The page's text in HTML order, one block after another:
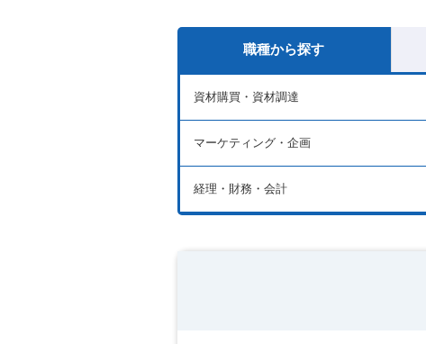
職種から探す
資材購買・資材調達
マーケティング・企画
経理・財務・会計